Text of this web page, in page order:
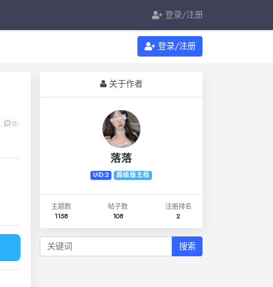
登录/注册
登录/注册
0
关于作者
落落
UID:2 超级版主组
主题数
1158
帖子数
108
注册排名
2
搜索